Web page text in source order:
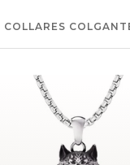
COLLARES